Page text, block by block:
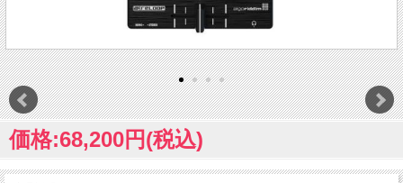
価格:68,200円(税込)